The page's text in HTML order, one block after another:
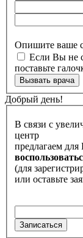
Опишите ваше
Если Вы не
поставьте
Вызвать врача
Добрый день!
В связи с
центр
предлагаем для
(для
или оставьте
Записаться